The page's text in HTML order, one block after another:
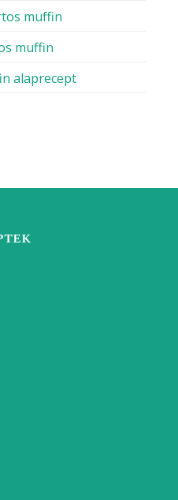
muffin
muffin
alaprecept